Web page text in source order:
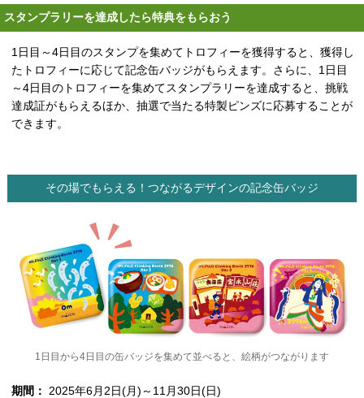
スタンプラリーを達成したら特典をもらおう
1日目～4日目のスタンプを集めてトロフィーを獲得すると、獲得し
たトロフィーに応じて記念缶バッジがもらえます。さらに、1日目
～4日目のトロフィーを集めてスタンプラリーを達成すると、挑戦
達成証がもらえるほか、抽選で当たる特製ピンズに応募することが
できます。
その場でもらえる！つながるデザインの記念缶バッジ
1日目から4日目の缶バッジを集めて並べると、絵柄がつながります
期間：
2025年6月2日(月)～11月30日(日)